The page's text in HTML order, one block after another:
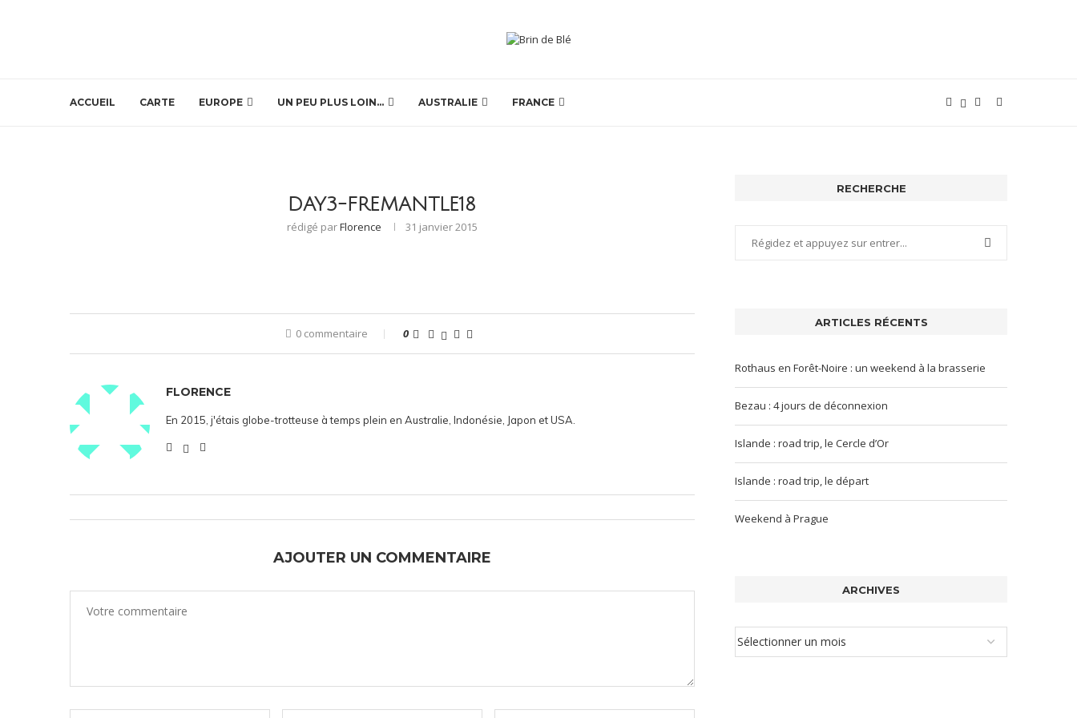
ACCUEIL CARTE EUROPE UN PEU PLUS LOIN… AUSTRALIE FRANCE
DAY3-FREMANTLE18
rédigé parFlorence 31 janvier 2015
0 commentaire 0
FLORENCE
En 2015, j'étais globe-trotteuse à temps plein en Australie, Indonésie, Japon et USA.
AJOUTER UN COMMENTAIRE
RECHERCHE
ARTICLES RÉCENTS
Rothaus en Forêt-Noire : un weekend à la brasserie
Bezau : 4 jours de déconnexion
Islande : road trip, le Cercle d’Or
Islande : road trip, le départ
Weekend à Prague
ARCHIVES